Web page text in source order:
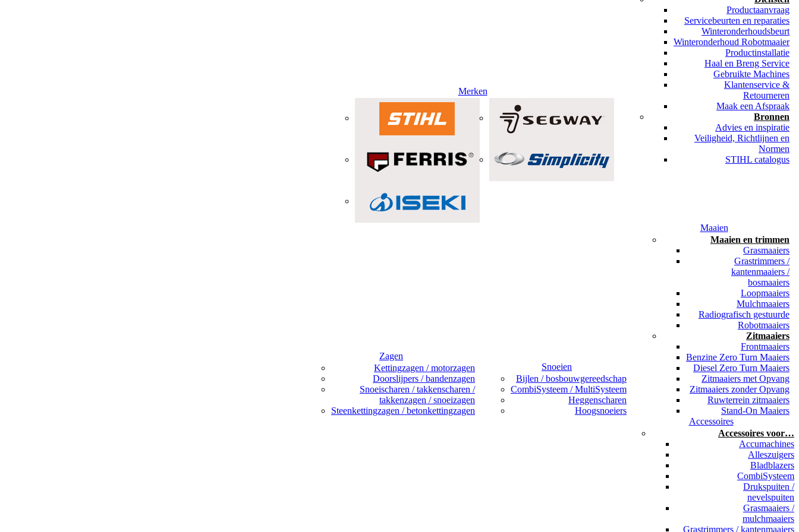
Merken
Productaanvraag
Servicebeurten en reparaties
Winteronderhoudsbeurt
Winteronderhoud Robotmaaier
Productinstallatie
Haal en Breng Service
Gebruikte Machines
Klantenservice &
Retourneren
Maak een Afspraak
Bronnen
Advies en inspiratie
Veiligheid, Richtlijnen en
Normen
STIHL catalogus
Zagen
Kettingzagen / motorzagen
Doorslijpers / bandenzagen
Snoeischaren / takkenscharen /
takkenzagen / snoeizagen
Steenkettingzagen / betonkettingzagen
Snoeien
Bijlen / bosbouwgereedschap
CombiSysteem / MultiSysteem
Heggenscharen
Hoogsnoeiers
Maaien
Maaien en trimmen
Grasmaaiers
Grastrimmers /
kantenmaaiers /
bosmaaiers
Loopmaaiers
Mulchmaaiers
Radiografisch gestuurde
Robotmaaiers
Zitmaaiers
Frontmaaiers
Benzine Zero Turn Maaiers
Diesel Zero Turn Maaiers
Zitmaaiers met Opvang
Zitmaaiers zonder Opvang
Ruwterrein zitmaaiers
Stand-On Maaiers
Accessoires
Accessoires voor…
Accumachines
Alleszuigers
Bladblazers
CombiSysteem
Drukspuiten /
nevelspuiten
Grasmaaiers /
mulchmaaiers
Grastrimmers / kantenmaaiers